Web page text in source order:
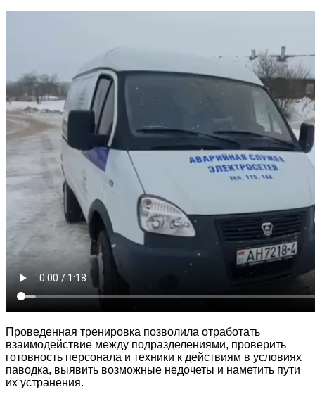
Проведенная тренировка позволила отработать
взаимодействие между подразделениями, проверить
готовность персонала и техники к действиям в условиях
паводка, выявить возможные недочеты и наметить пути
их устранения.